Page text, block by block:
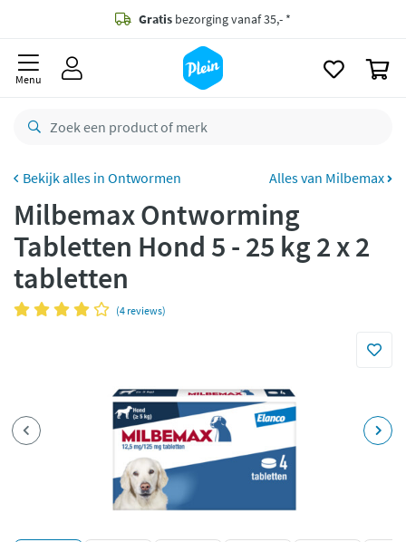
Gratis bezorging vanaf 35,- *
besteld,
retourneren
Betaal met Klarna
Menu
Ontwormen Alles van Milbemax
Milbemax Ontworming
Tabletten Hond 5 - 25 kg 2 x 2
tabletten
(4 reviews)